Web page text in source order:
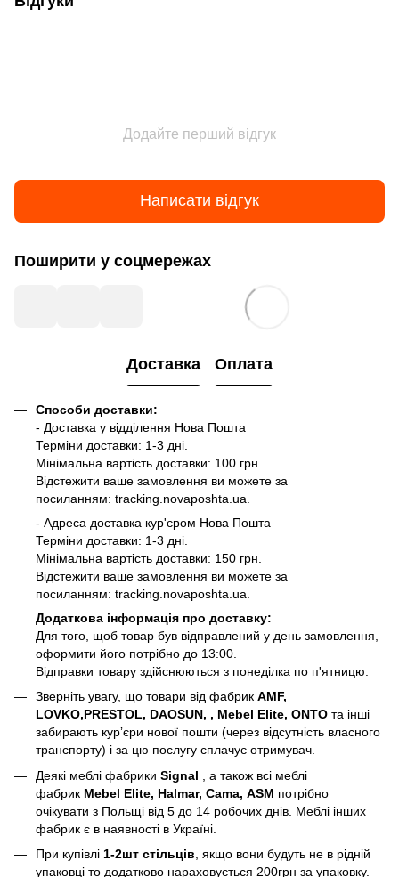
Додайте перший відгук
Написати відгук
Поширити у соцмережах
Доставка Оплата
Способи доставки:
- Доставка у відділення Нова Пошта
Терміни доставки: 1-3 дні.
Мінімальна вартість доставки: 100 грн.
Відстежити ваше замовлення ви можете за
посиланням: tracking.novaposhta.ua.
- Адреса доставка кур'єром Нова Пошта
Терміни доставки: 1-3 дні.
Мінімальна вартість доставки: 150 грн.
Відстежити ваше замовлення ви можете за
посиланням: tracking.novaposhta.ua.
Додаткова інформація про доставку:
Для того, щоб товар був відправлений у день замовлення,
оформити його потрібно до 13:00.
Відправки товару здійснюються з понеділка по п'ятницю.
Зверніть увагу, що товари від фабрик AMF,
LOVKO,PRESTOL, DAOSUN, , Mebel Elite, ONTO та інші
забирають курʼєри нової пошти (через відсутність власного
транспорту) і за цю послугу сплачує отримувач.
Деякі меблі фабрики Signal , а також всі меблі
фабрик Mebel Elite, Halmar, Cama, ASM потрібно
очікувати з Польщі від 5 до 14 робочих днів. Меблі інших
фабрик є в наявності в Україні.
При купівлі 1-2шт стільців , якщо вони будуть не в рідній
упаковці то додатково нараховується 200грн за упаковку.